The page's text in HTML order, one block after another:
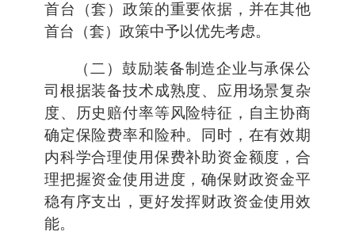
首台（套）政策的重要依据，并在其他
首台（套）政策中予以优先考虑。
（二）鼓励装备制造企业与承保公
司根据装备技术成熟度、应用场景复杂
度、历史赔付率等风险特征，自主协商
确定保险费率和险种。同时，在有效期
内科学合理使用保费补助资金额度，合
理把握资金使用进度，确保财政资金平
稳有序支出，更好发挥财政资金使用效
能。